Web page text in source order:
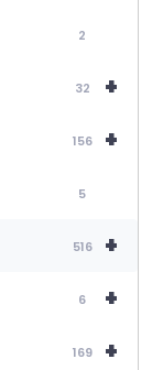
2
+
32
+
156
5
+
516
+
6
+
169